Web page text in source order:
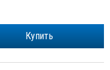
Купить